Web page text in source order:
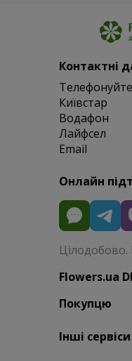
Контактні
Київстар
Водафон
Лайфсел
Email
Онлайн
Цілодобово.
Flowers.ua
Покупцю
Інші сервіси